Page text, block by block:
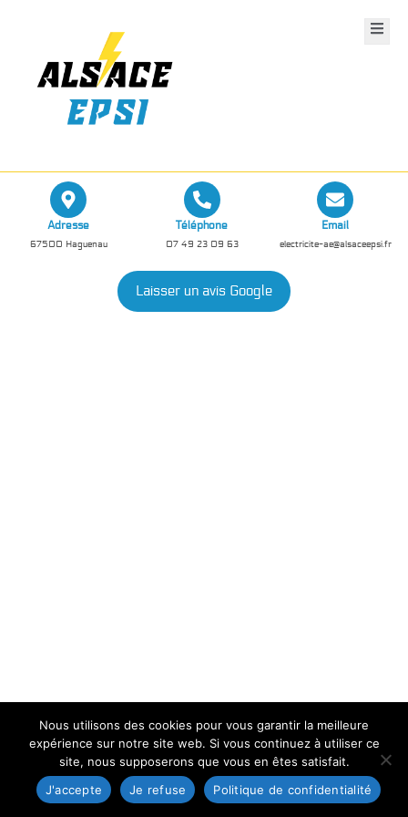
Adresse
67500 Haguenau
Téléphone
07 49 23 09 63
Email
electricite-ae@alsaceepsi.fr
Laisser un avis Google
Nous utilisons des cookies pour vous garantir la meilleure
expérience sur notre site web. Si vous continuez à utiliser ce
site, nous supposerons que vous en êtes satisfait.
J'accepte
Je refuse Politique de confidentialité